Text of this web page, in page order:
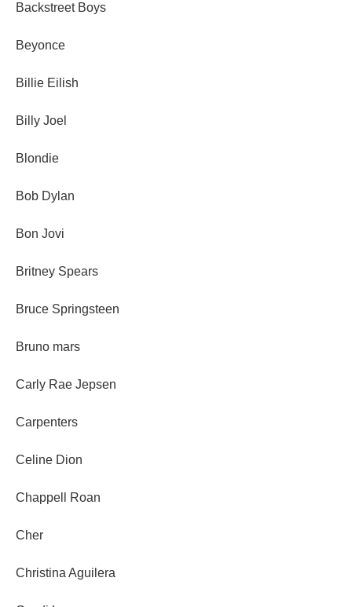
Backstreet Boys
Beyonce
Billie Eilish
Billy Joel
Blondie
Bob Dylan
Bon Jovi
Britney Spears
Bruce Springsteen
Bruno mars
Carly Rae Jepsen
Carpenters
Celine Dion
Chappell Roan
Cher
Christina Aguilera